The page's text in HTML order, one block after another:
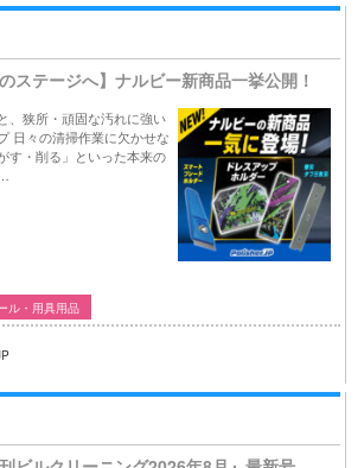
ステージへ】ナルビー新商品一挙公開！
、狭所・頑固な汚れに強い
日々の清掃作業に欠かせな
す・削る」といった本来の
ル・用具用品